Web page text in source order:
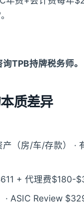
TPB持牌税务师。
质差异
（房/车/存款） ·
+ 代理费$180-
· ASIC Review